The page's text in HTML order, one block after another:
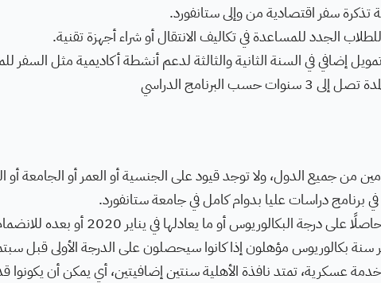
سفر اقتصادية من وإلى ستانفورد.
الجدد للمساعدة في تكاليف الانتقال أو شراء أجهزة تقنية.
إضافي في السنة الثانية والثالثة لدعم أنشطة أكاديمية مثل السفر
البرنامج الدراسي
من جميع الدول، ولا توجد قيود على الجنسية أو العمر أو الجامعة أو
برنامج دراسات عليا بدوام كامل في جامعة ستانفورد.
البكالوريوس أو ما يعادلها في يناير 2020 أو بعده للانضمام إلى دفعة 2027.
سنة بكالوريوس مؤهلون إذا كانوا سيحصلون على الدرجة الأولى قبل سبتمبر
عسكرية، تمتد نافذة الأهلية سنتين إضافيتين، أي يمكن أن